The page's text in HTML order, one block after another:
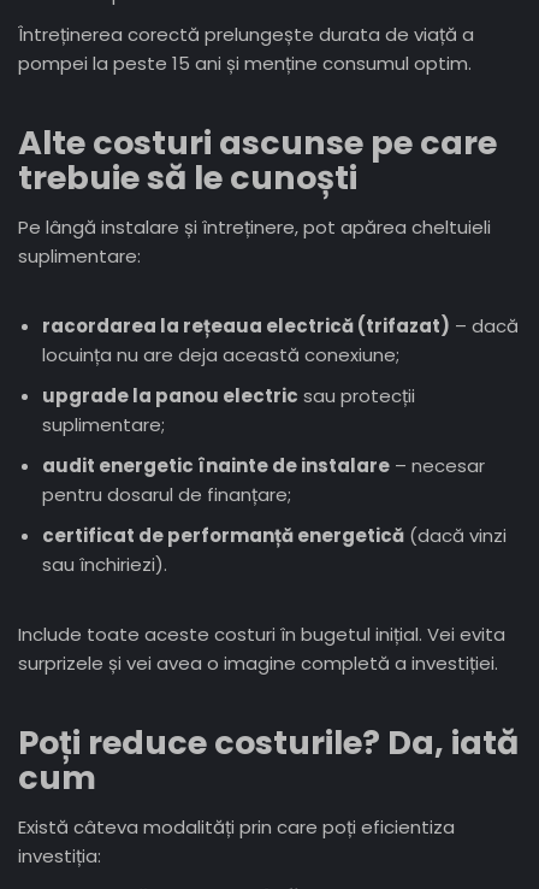
Întreținerea corectă prelungește durata de viață a
pompei la peste 15 ani și menține consumul optim.
Alte costuri ascunse pe care
trebuie să le cunoști
Pe lângă instalare și întreținere, pot apărea cheltuieli
suplimentare:
racordarea la rețeaua electrică (trifazat) – dacă
locuința nu are deja această conexiune;
upgrade la panou electric sau protecții
suplimentare;
audit energetic înainte de instalare – necesar
pentru dosarul de finanțare;
certificat de performanță energetică (dacă vinzi
sau închiriezi).
Include toate aceste costuri în bugetul inițial. Vei evita
surprizele și vei avea o imagine completă a investiției.
Poți reduce costurile? Da, iată
cum
Există câteva modalități prin care poți eficientiza
investiția: